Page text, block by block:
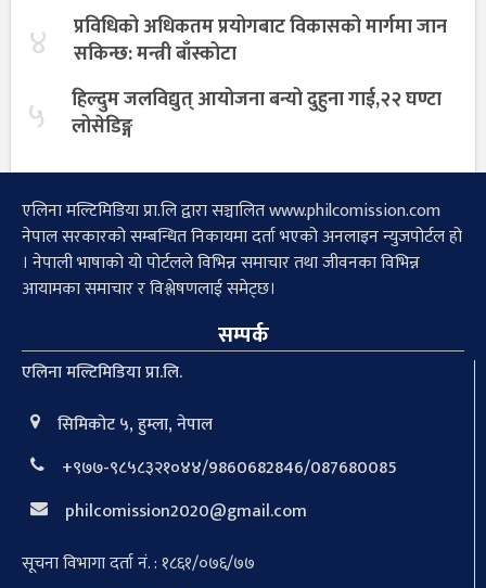
४
प्रविधिको अधिकतम प्रयोगबाट विकासको मार्गमा जान
सकिन्छ: मन्त्री बाँस्कोटा
५
हिल्दुम जलविद्युत् आयोजना बन्यो दुहुना गाई,२२ घण्टा
लोसेडिङ्ग
एलिना मल्टिमिडिया प्रा.लि द्वारा सञ्चालित www.philcomission.com
नेपाल सरकारको सम्बन्धित निकायमा दर्ता भएको अनलाइन न्युजपोर्टल हो
। नेपाली भाषाको यो पोर्टलले विभिन्न समाचार तथा जीवनका विभिन्न
आयामका समाचार र विश्लेषणलाई समेट्छ।
सम्पर्क
एलिना मल्टिमिडिया प्रा.लि.
सिमिकोट ५, हुम्ला, नेपाल
+९७७-९८५८३२१०४४/9860682846/087680085
philcomission2020@gmail.com
सूचना विभागा दर्ता नं. : १८६१/०७६/७७